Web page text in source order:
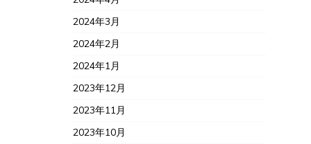
2024年3月
2024年2月
2024年1月
2023年12月
2023年11月
2023年10月